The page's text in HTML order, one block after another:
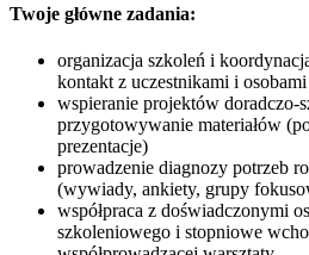
Twoje główne zadania:
organizacja szkoleń i
kontakt z uczestnikami i
wspieranie projektów doradczo-
przygotowywanie materiałów
prezentacje)
prowadzenie diagnozy potrzeb
(wywiady, ankiety, grupy
współpraca z doświadczonymi
szkoleniowego i stopniowe